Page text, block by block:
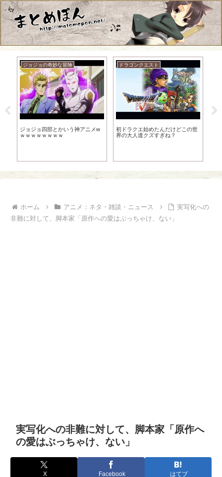
ジョジョの奇妙な冒険
ジョジョ四部とかいう神アニメw
ｗｗｗｗｗｗｗｗ
ドラゴンクエスト
初ドラクエ始めたんだけどこの世
界の大人達クズすぎね？
ホーム アニメ：ネタ・雑談・ニュース
実写化への
非難に対して、脚本家「原作への愛はぶっちゃけ、ない」
実写化への非難に対して、脚本家「原作へ
の愛はぶっちゃけ、ない」
X Facebook はてブ